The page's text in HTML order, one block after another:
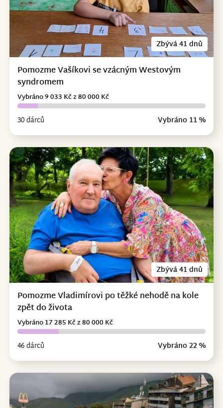
Zbývá 41 dnů
Pomozme Vašíkovi se vzácným Westovým
syndromem
30 dárců Vybráno 11 %
Vybráno 9 033 Kč z 80 000 Kč
Zbývá 41 dnů
Pomozme Vladimírovi po těžké nehodě na kole
zpět do života
46 dárců Vybráno 22 %
Vybráno 17 285 Kč z 80 000 Kč